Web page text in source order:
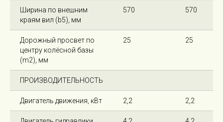
Ширина по внешним
краям вил (b5), мм
570 570
Дорожный просвет по
центру колёсной базы
(m2), мм
25 25
ПРОИЗВОДИТЕЛЬНОСТЬ
Двигатель движения, кВт 2,2 2,2